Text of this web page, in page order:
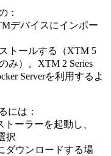
：
デバイスにインポー
ストールする（XTM 5
み）。XTM 2 Series
Serverを利用するよ
には：
トーラーを起動し、
択
ダウンロードする場